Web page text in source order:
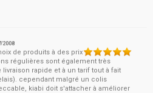
2008
de produits à des prix
régulières sont également très
rapide et à un tarif tout à fait
cependant malgré un colis
kiabi doit s'attacher à améliorer